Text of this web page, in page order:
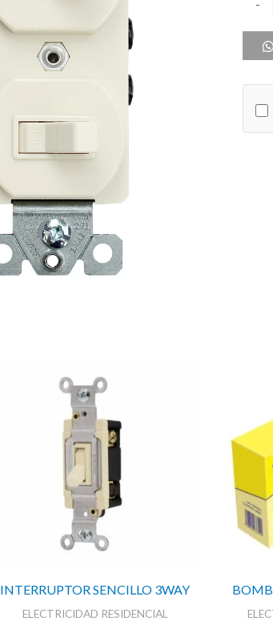
-
INTERRUPTOR SENCILLO 3WAY
ELECTRICIDAD RESIDENCIAL